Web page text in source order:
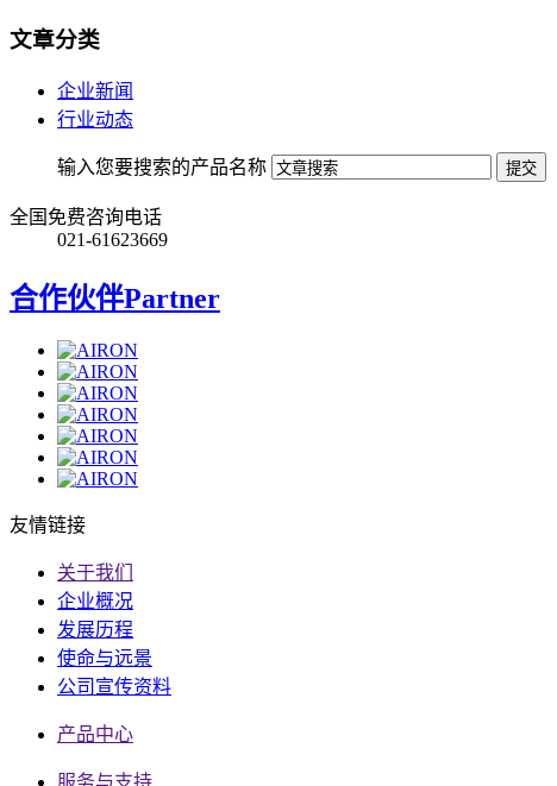
文章分类
企业新闻
行业动态
输入您要搜索的产品名称
全国免费咨询电话
021-61623669
合作伙伴Partner
友情链接
关于我们
企业概况
发展历程
使命与远景
公司宣传资料
产品中心